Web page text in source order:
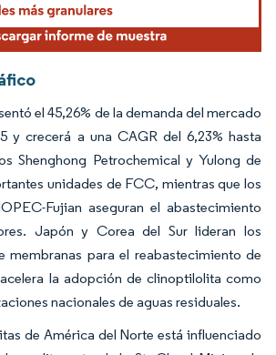
el 45,26% de la demanda del mercado
y crecerá a una CAGR del 6,23% hasta
Shenghong Petrochemical y Yulong de
unidades de FCC, mientras que los
Fujian aseguran el abastecimiento
Japón y Corea del Sur lideran los
membranas para el reabastecimiento de
la adopción de clinoptilolita como
nacionales de aguas residuales.
de América del Norte está influenciado